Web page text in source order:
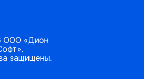
ООО «Дион
защищены.